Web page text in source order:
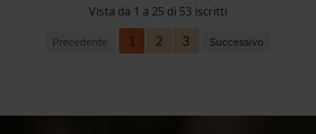
Vista da 1 a 25 di 53 iscritti
Precedente 1 2 3 Successivo